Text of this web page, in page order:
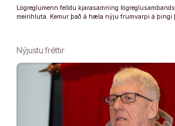
Lögreglumenn felldu kjarasamning
meirihluta. Kemur það á hæla nýju frumvarpi á þingi
Nýjustu fréttir